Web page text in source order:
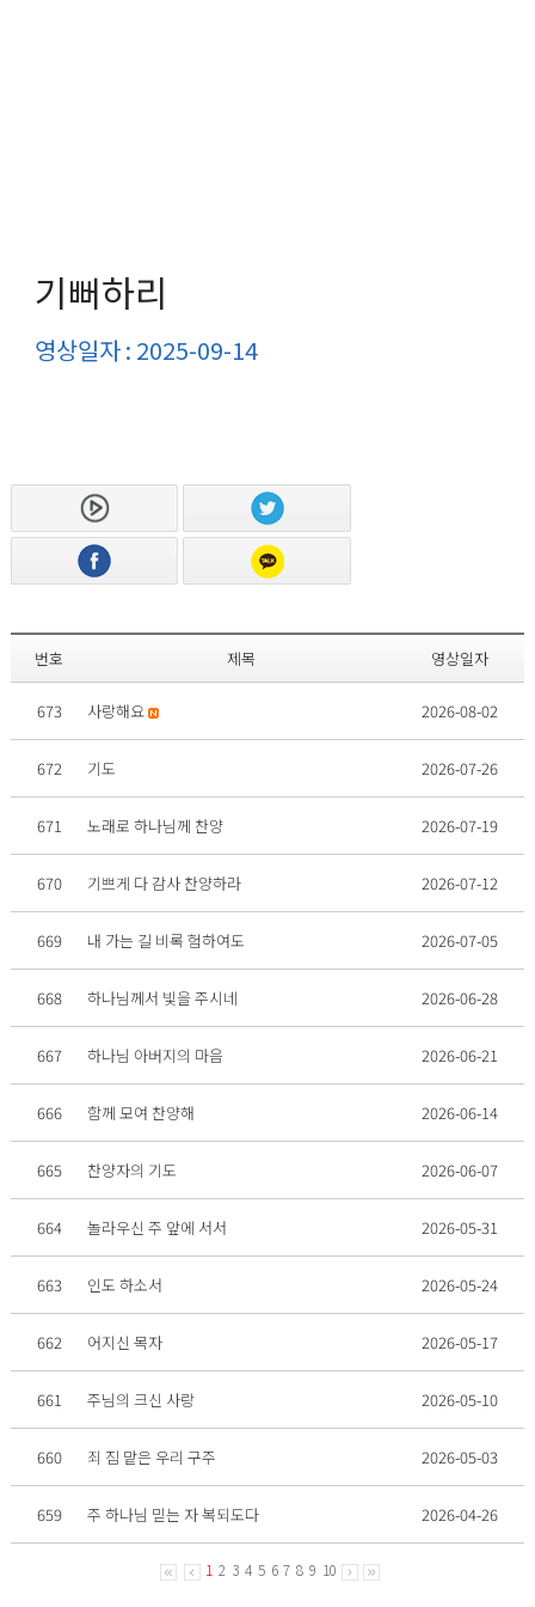
기뻐하리
영상일자 : 2025-09-14
번호 제목 영상일자
673 사랑해요 2026-08-02
672 기도 2026-07-26
671 노래로 하나님께 찬양 2026-07-19
670 기쁘게 다 감사 찬양하라 2026-07-12
669 내 가는 길 비록 험하여도 2026-07-05
668 하나님께서 빛을 주시네 2026-06-28
667 하나님 아버지의 마음 2026-06-21
666 함께 모여 찬양해 2026-06-14
665 찬양자의 기도 2026-06-07
664 놀라우신 주 앞에 서서 2026-05-31
663 인도 하소서 2026-05-24
662 어지신 목자 2026-05-17
661 주님의 크신 사랑 2026-05-10
660 죄 짐 맡은 우리 구주 2026-05-03
659 주 하나님 믿는 자 복되도다 2026-04-26
1 2 3 4 5 6 7 8 9 10